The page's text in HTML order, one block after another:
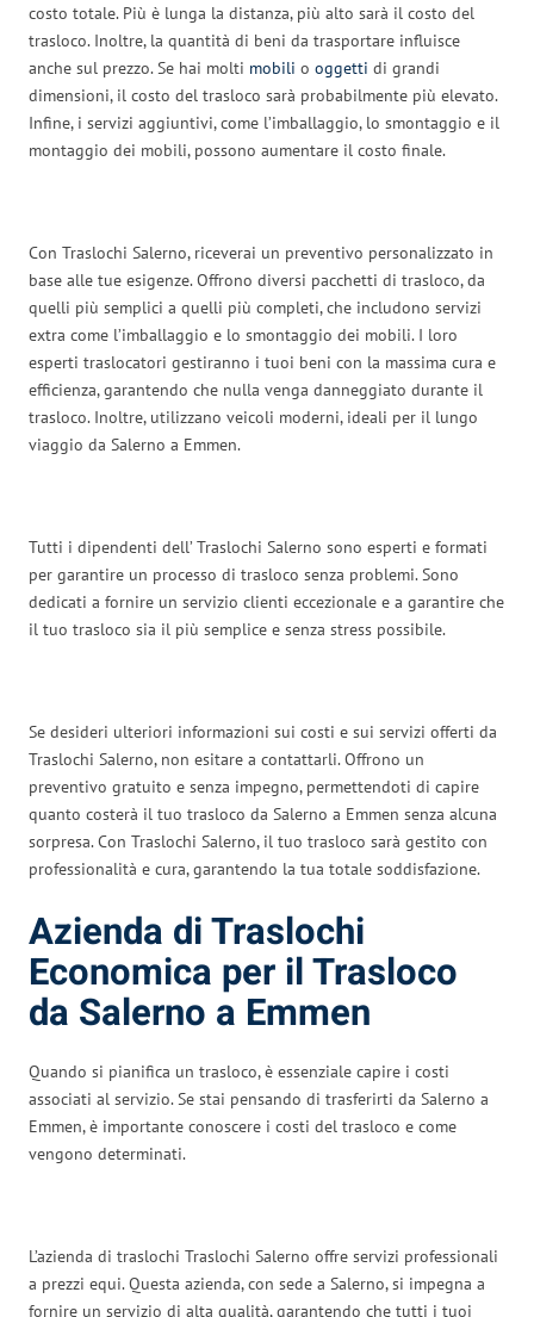
costo totale. Più è lunga la distanza, più alto sarà il costo del
trasloco. Inoltre, la quantità di beni da trasportare influisce
anche sul prezzo. Se hai molti mobili o oggetti di grandi
dimensioni, il costo del trasloco sarà probabilmente più elevato.
Infine, i servizi aggiuntivi, come l’imballaggio, lo smontaggio e il
montaggio dei mobili, possono aumentare il costo finale.
Con Traslochi Salerno, riceverai un preventivo personalizzato in
base alle tue esigenze. Offrono diversi pacchetti di trasloco, da
quelli più semplici a quelli più completi, che includono servizi
extra come l’imballaggio e lo smontaggio dei mobili. I loro
esperti traslocatori gestiranno i tuoi beni con la massima cura e
efficienza, garantendo che nulla venga danneggiato durante il
trasloco. Inoltre, utilizzano veicoli moderni, ideali per il lungo
viaggio da Salerno a Emmen.
Tutti i dipendenti dell’ Traslochi Salerno sono esperti e formati
per garantire un processo di trasloco senza problemi. Sono
dedicati a fornire un servizio clienti eccezionale e a garantire che
il tuo trasloco sia il più semplice e senza stress possibile.
Se desideri ulteriori informazioni sui costi e sui servizi offerti da
Traslochi Salerno, non esitare a contattarli. Offrono un
preventivo gratuito e senza impegno, permettendoti di capire
quanto costerà il tuo trasloco da Salerno a Emmen senza alcuna
sorpresa. Con Traslochi Salerno, il tuo trasloco sarà gestito con
professionalità e cura, garantendo la tua totale soddisfazione.
Azienda di Traslochi
Economica per il Trasloco
da Salerno a Emmen
Quando si pianifica un trasloco, è essenziale capire i costi
associati al servizio. Se stai pensando di trasferirti da Salerno a
Emmen, è importante conoscere i costi del trasloco e come
vengono determinati.
L’azienda di traslochi Traslochi Salerno offre servizi professionali
a prezzi equi. Questa azienda, con sede a Salerno, si impegna a
fornire un servizio di alta qualità, garantendo che tutti i tuoi